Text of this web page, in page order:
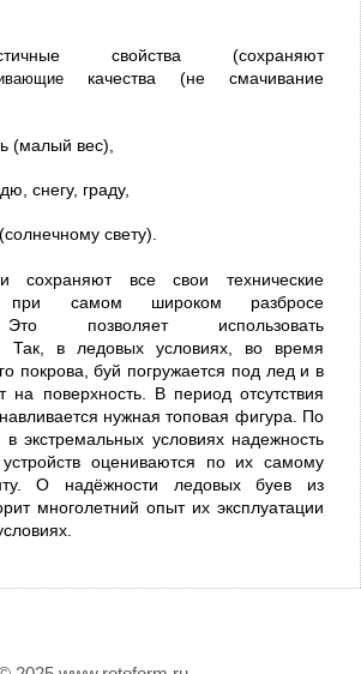
свойства (сохраняют
качества (не смачивание
(малый вес),
снегу, граду,
свету).
сохраняют все свои технические
при самом широком разбросе
позволяет использовать
. Так, в ледовых условиях, во время
покрова, буй погружается под лед и в
на поверхность. В период отсутствия
нужная топовая фигура. По
экстремальных условиях надежность
оцениваются по их самому
О надёжности ледовых буев из
многолетний опыт их эксплуатации